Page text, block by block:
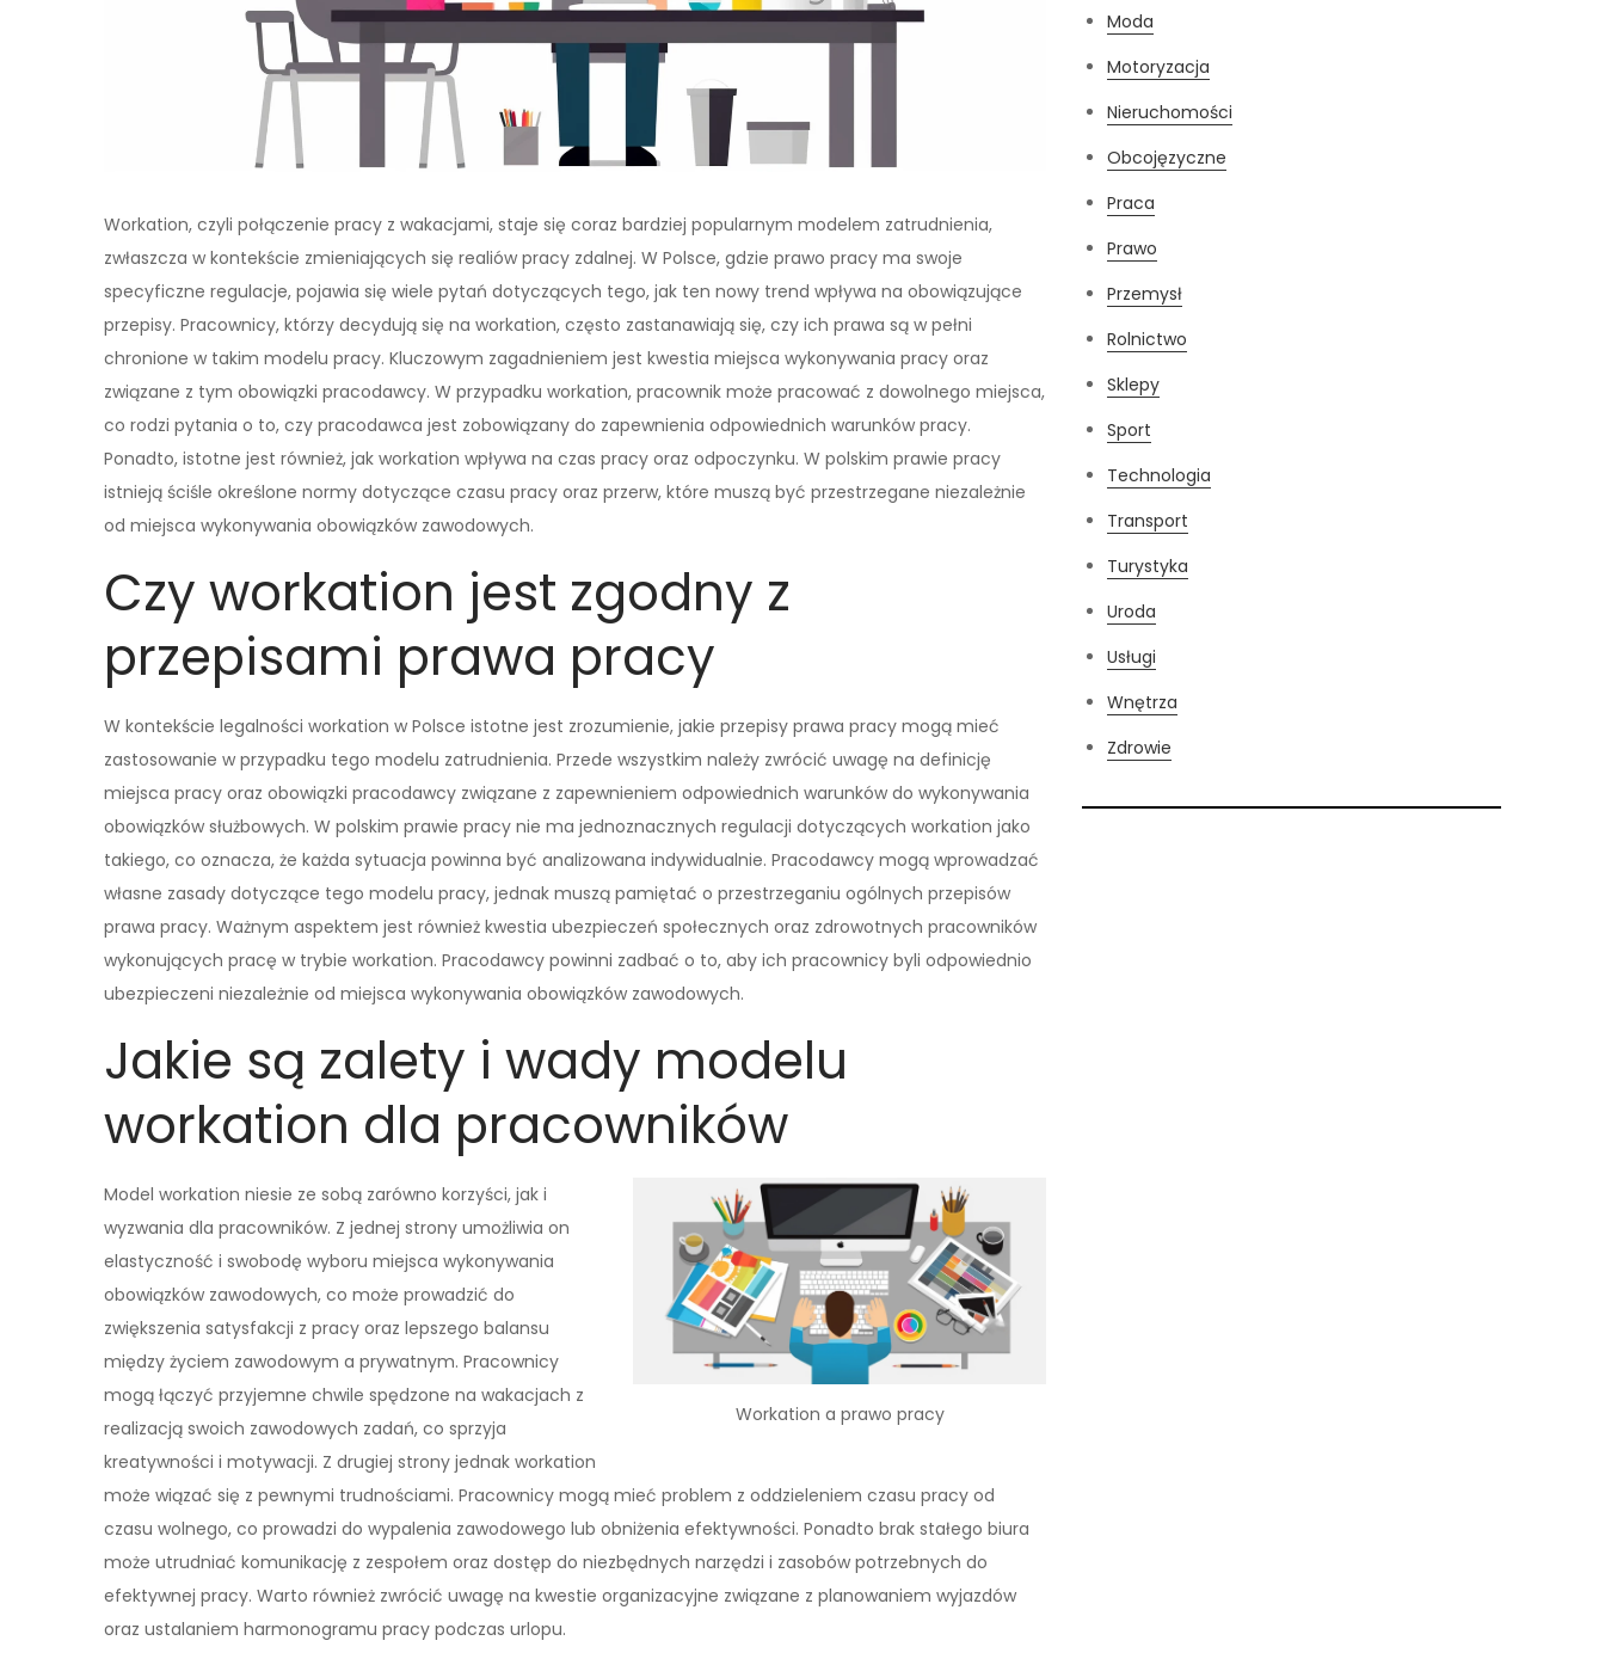
Workation, czyli połączenie pracy z wakacjami, staje się coraz bardziej popularnym modelem zatrudnienia,
zwłaszcza w kontekście zmieniających się realiów pracy zdalnej. W Polsce, gdzie prawo pracy ma swoje
specyficzne regulacje, pojawia się wiele pytań dotyczących tego, jak ten nowy trend wpływa na obowiązujące
przepisy. Pracownicy, którzy decydują się na workation, często zastanawiają się, czy ich prawa są w pełni
chronione w takim modelu pracy. Kluczowym zagadnieniem jest kwestia miejsca wykonywania pracy oraz
związane z tym obowiązki pracodawcy. W przypadku workation, pracownik może pracować z dowolnego miejsca,
co rodzi pytania o to, czy pracodawca jest zobowiązany do zapewnienia odpowiednich warunków pracy.
Ponadto, istotne jest również, jak workation wpływa na czas pracy oraz odpoczynku. W polskim prawie pracy
istnieją ściśle określone normy dotyczące czasu pracy oraz przerw, które muszą być przestrzegane niezależnie
od miejsca wykonywania obowiązków zawodowych.
Czy workation jest zgodny z
przepisami prawa pracy
W kontekście legalności workation w Polsce istotne jest zrozumienie, jakie przepisy prawa pracy mogą mieć
zastosowanie w przypadku tego modelu zatrudnienia. Przede wszystkim należy zwrócić uwagę na definicję
miejsca pracy oraz obowiązki pracodawcy związane z zapewnieniem odpowiednich warunków do wykonywania
obowiązków służbowych. W polskim prawie pracy nie ma jednoznacznych regulacji dotyczących workation jako
takiego, co oznacza, że każda sytuacja powinna być analizowana indywidualnie. Pracodawcy mogą wprowadzać
własne zasady dotyczące tego modelu pracy, jednak muszą pamiętać o przestrzeganiu ogólnych przepisów
prawa pracy. Ważnym aspektem jest również kwestia ubezpieczeń społecznych oraz zdrowotnych pracowników
wykonujących pracę w trybie workation. Pracodawcy powinni zadbać o to, aby ich pracownicy byli odpowiednio
ubezpieczeni niezależnie od miejsca wykonywania obowiązków zawodowych.
Jakie są zalety i wady modelu
workation dla pracowników
Workation a prawo pracy
Model workation niesie ze sobą zarówno korzyści, jak i
wyzwania dla pracowników. Z jednej strony umożliwia on
elastyczność i swobodę wyboru miejsca wykonywania
obowiązków zawodowych, co może prowadzić do
zwiększenia satysfakcji z pracy oraz lepszego balansu
między życiem zawodowym a prywatnym. Pracownicy
mogą łączyć przyjemne chwile spędzone na wakacjach z
realizacją swoich zawodowych zadań, co sprzyja
kreatywności i motywacji. Z drugiej strony jednak workation
może wiązać się z pewnymi trudnościami. Pracownicy mogą mieć problem z oddzieleniem czasu pracy od
czasu wolnego, co prowadzi do wypalenia zawodowego lub obniżenia efektywności. Ponadto brak stałego biura
może utrudniać komunikację z zespołem oraz dostęp do niezbędnych narzędzi i zasobów potrzebnych do
efektywnej pracy. Warto również zwrócić uwagę na kwestie organizacyjne związane z planowaniem wyjazdów
oraz ustalaniem harmonogramu pracy podczas urlopu.
Moda
Motoryzacja
Nieruchomości
Obcojęzyczne
Praca
Prawo
Przemysł
Rolnictwo
Sklepy
Sport
Technologia
Transport
Turystyka
Uroda
Usługi
Wnętrza
Zdrowie